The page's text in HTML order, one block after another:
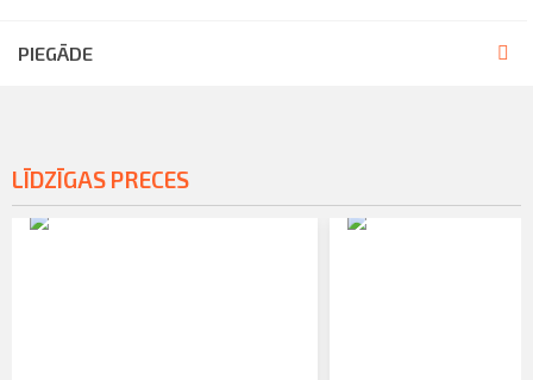
PIEGĀDE
LĪDZĪGAS PRECES